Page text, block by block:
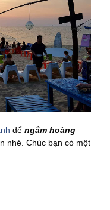
để ngắm hoàng
nhé. Chúc bạn có một